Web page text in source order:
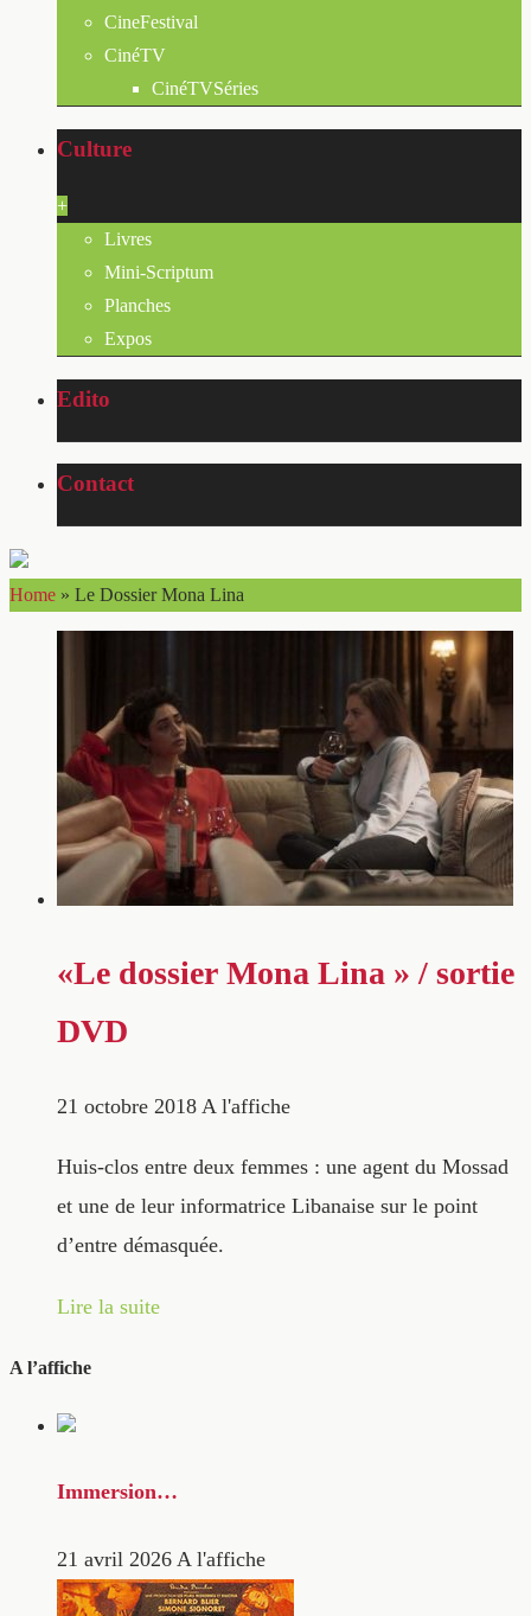
CineFestival
CinéTV
CinéTVSéries
Culture
+
Livres
Mini-Scriptum
Planches
Expos
Edito
Contact
Home » Le Dossier Mona Lina
«Le dossier Mona Lina » / sortie
DVD
21 octobre 2018 A l'affiche
Huis-clos entre deux femmes : une agent du Mossad
et une de leur informatrice Libanaise sur le point
d’entre démasquée.
Lire la suite
A l’affiche
Immersion…
21 avril 2026 A l'affiche